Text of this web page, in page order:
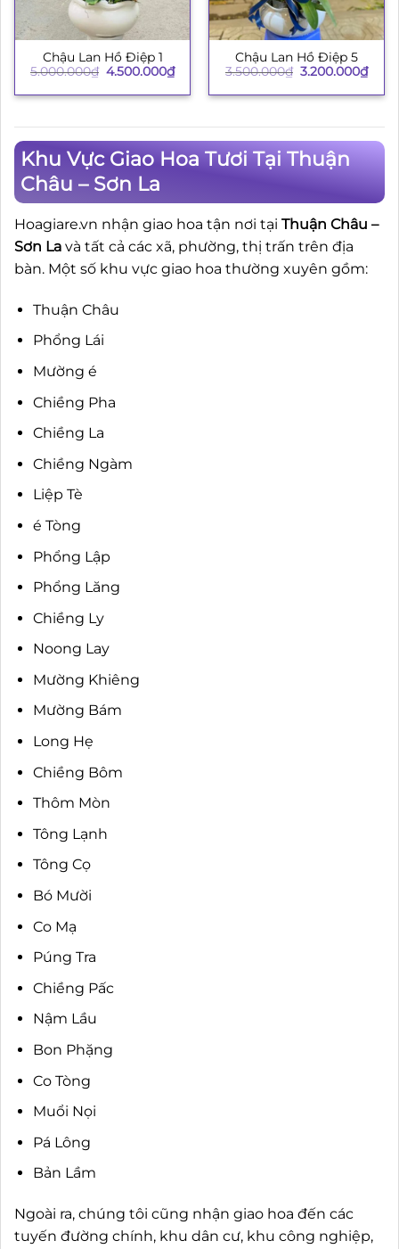
Chậu Lan Hồ Điệp 1
5.000.000₫ Giá
là:
4.500.000₫Giá
hiện
tại
Chậu Lan Hồ Điệp 5
3.500.000₫ Giá
là:
3.200.000₫Giá
hiện
tại
Khu Vực Giao Hoa Tươi Tại Thuận
Châu – Sơn La
Hoagiare.vn nhận giao hoa tận nơi tại Thuận Châu –
Sơn La và tất cả các xã, phường, thị trấn trên địa
bàn. Một số khu vực giao hoa thường xuyên gồm:
Thuận Châu
Phổng Lái
Mường é
Chiềng Pha
Chiềng La
Chiềng Ngàm
Liệp Tè
é Tòng
Phổng Lập
Phổng Lăng
Chiềng Ly
Noong Lay
Mường Khiêng
Mường Bám
Long Hẹ
Chiềng Bôm
Thôm Mòn
Tông Lạnh
Tông Cọ
Bó Mười
Co Mạ
Púng Tra
Chiềng Pấc
Nậm Lầu
Bon Phặng
Co Tòng
Muổi Nọi
Pá Lông
Bản Lầm
Ngoài ra, chúng tôi cũng nhận giao hoa đến các
tuyến đường chính, khu dân cư, khu công nghiệp,